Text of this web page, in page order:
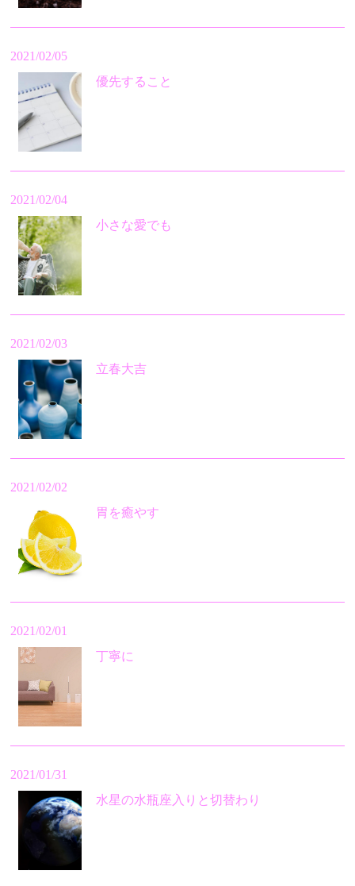
2021/02/05
優先すること
2021/02/04
小さな愛でも
2021/02/03
立春大吉
2021/02/02
胃を癒やす
2021/02/01
丁寧に
2021/01/31
水星の水瓶座入りと切替わり